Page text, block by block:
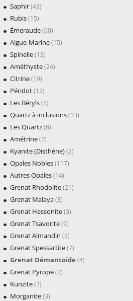
Saphir(43)
Rubis(15)
Émeraude(60)
Aigue-Marine(15)
Spinelle(13)
Améthyste(24)
Citrine(19)
Péridot(12)
Les Béryls(5)
Quartz à inclusions(13)
Les Quartz(8)
Amétrine(7)
Kyanite (Disthène)(2)
Opales Nobles(117)
Autres Opales(14)
Grenat Rhodolite(21)
Grenat Malaya(3)
Grenat Hessonite(3)
Grenat Tsavorite(9)
Grenat Almandin (3)
Grenat Spessartite(7)
Grenat Démantoïde (4)
Grenat Pyrope(2)
Kunzite(7)
Morganite(3)